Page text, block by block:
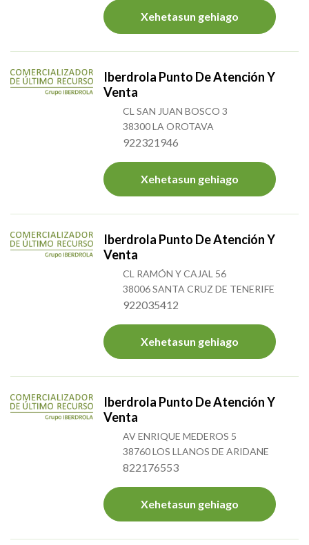
Xehetasun gehiago
Iberdrola Punto De Atención Y
Venta
CL SAN JUAN BOSCO 3
38300 LA OROTAVA
922321946
Xehetasun gehiago
Iberdrola Punto De Atención Y
Venta
CL RAMÓN Y CAJAL 56
38006 SANTA CRUZ DE TENERIFE
922035412
Xehetasun gehiago
Iberdrola Punto De Atención Y
Venta
AV ENRIQUE MEDEROS 5
38760 LOS LLANOS DE ARIDANE
822176553
Xehetasun gehiago